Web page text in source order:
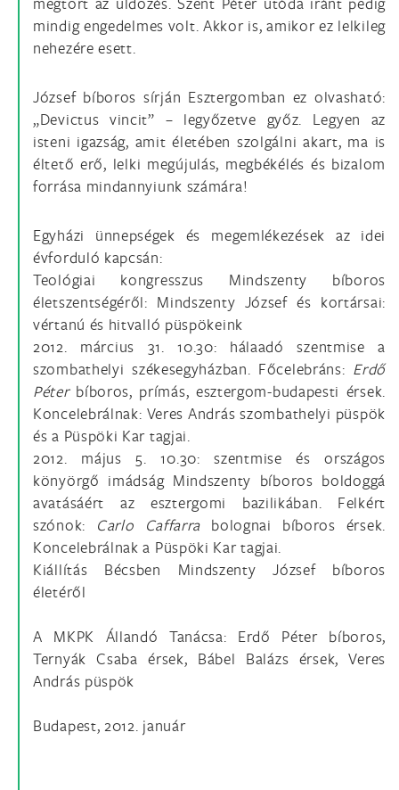
mindig engedelmes volt. Akkor is, amikor ez lelkileg
nehezére esett.
József bíboros sírján Esztergomban ez olvasható:
„Devictus vincit” – legyőzetve győz. Legyen az
isteni igazság, amit életében szolgálni akart, ma is
éltető erő, lelki megújulás, megbékélés és bizalom
forrása mindannyiunk számára!
Egyházi ünnepségek és megemlékezések az idei
évforduló kapcsán:
Teológiai kongresszus Mindszenty bíboros
életszentségéről: Mindszenty József és kortársai:
vértanú és hitvalló püspökeink
2012. március 31. 10.30: hálaadó szentmise a
szombathelyi székesegyházban. Főcelebráns: Erdő
Péterbíboros, prímás, esztergom-budapesti érsek.
Koncelebrálnak: Veres András szombathelyi püspök
és a Püspöki Kar tagjai.
2012. május 5. 10.30: szentmise és országos
könyörgő imádság Mindszenty bíboros boldoggá
avatásáért az esztergomi bazilikában. Felkért
szónok: Carlo Caffarra bolognai bíboros érsek.
Koncelebrálnak a Püspöki Kar tagjai.
Kiállítás Bécsben Mindszenty József bíboros
életéről
A MKPK Állandó Tanácsa: Erdő Péter bíboros,
Ternyák Csaba érsek, Bábel Balázs érsek, Veres
András püspök
Budapest, 2012. január